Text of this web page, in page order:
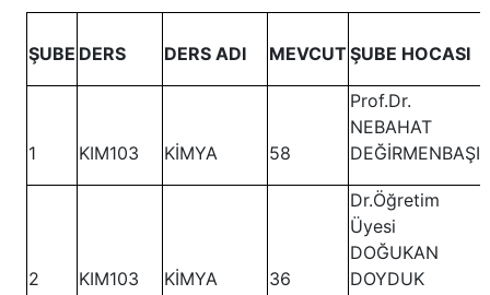
ŞUBE DERS DERS ADI MEVCUTŞUBE HOCASI
1 KIM103 KİMYA 58
Prof.Dr.
NEBAHAT
DEĞİRMENBAŞI
2 KIM103 KİMYA 36
Dr.Öğretim
Üyesi
DOĞUKAN
DOYDUK